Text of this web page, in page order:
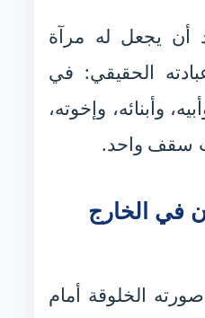
أن يجعل له مرآة
الحقيقي: في
وأبنائه، وإخوته،
سقف واحد.
في الخارج
الخلوقة أمام